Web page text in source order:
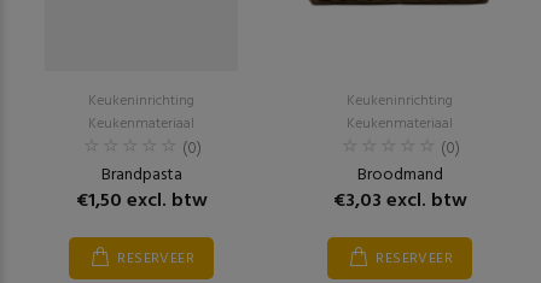
Keukeninrichting
Keukenmateriaal
(0)
Brandpasta
€1,50 excl. btw
RESERVEER
Keukeninrichting
Keukenmateriaal
(0)
Broodmand
€3,03 excl. btw
RESERVEER